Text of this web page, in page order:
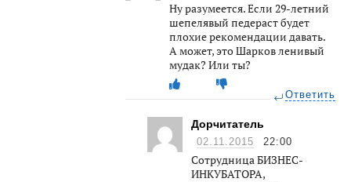
Ну разумеется. Если 29-летний
шепелявый педераст будет
плохие рекомендации давать.
А может, это Шарков ленивый
мудак? Или ты?
Ответить
Дорчитатель
02.11.2015 22:00
Сотрудница БИЗНЕС-
ИНКУБАТОРА,